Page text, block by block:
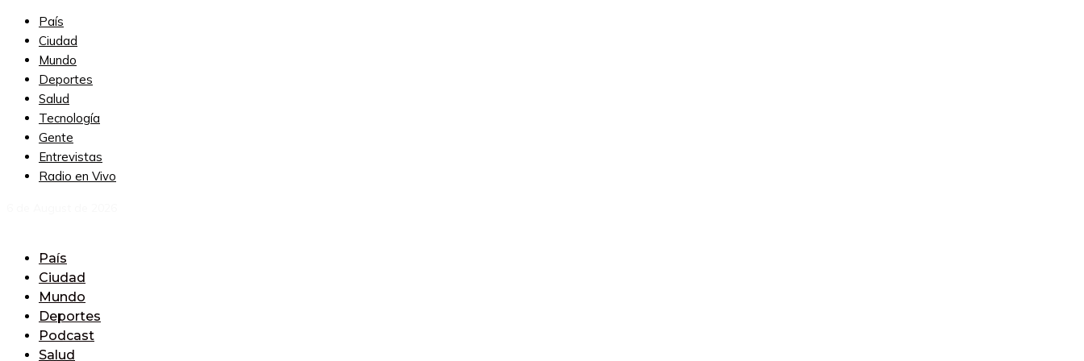
País
Ciudad
Mundo
Deportes
Salud
Tecnología
Gente
Entrevistas
Radio en Vivo
País
Ciudad
Mundo
Deportes
Podcast
Salud